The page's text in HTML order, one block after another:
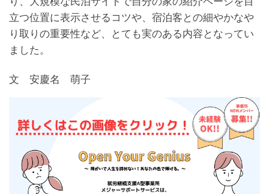
立つ位置に表示させるコツや、宿泊客との細やかなや
り取りの重要性など、とても実のある内容となってい
ました。
文 安慶名 萌子